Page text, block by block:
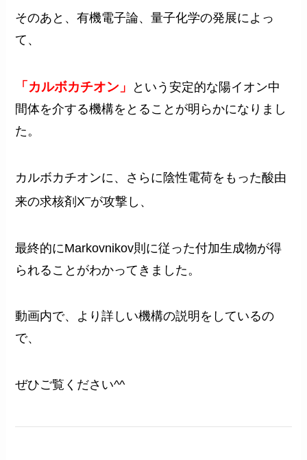
そのあと、有機電子論、量子化学の発展によっ
て、
「カルボカチオン」
という安定的な陽イオン中
間体を介する機構をとることが明らかになりまし
た。
カルボカチオンに、さらに陰性電荷をもった酸由
来の求核剤X–が攻撃し、
最終的にMarkovnikov則に従った付加生成物が得
られることがわかってきました。
動画内で、より詳しい機構の説明をしているの
で、
ぜひご覧ください^^